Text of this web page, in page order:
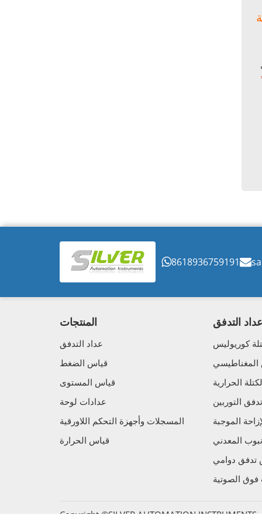
8618936759191
المنتجات
عداد التدفق
قياس الضغط
قياس المستوى
عدادات لوحة
المسجلات وأجهزة التحكم اللاورقية
قياس الحرارة
عداد التدفق
كوريوليس
المغناطيسي
الحرارية
التوربين
الموجبة
المعدني
تدفق دوامي
الصوتية
Copyright ©SILVER AUTOMATION